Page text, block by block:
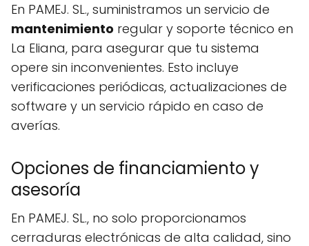
En PAMEJ. SL., suministramos un servicio de
mantenimiento regular y soporte técnico en
La Eliana, para asegurar que tu sistema
opere sin inconvenientes. Esto incluye
verificaciones periódicas, actualizaciones de
software y un servicio rápido en caso de
averías.
Opciones de financiamiento y
asesoría
En PAMEJ. SL., no solo proporcionamos
cerraduras electrónicas de alta calidad, sino